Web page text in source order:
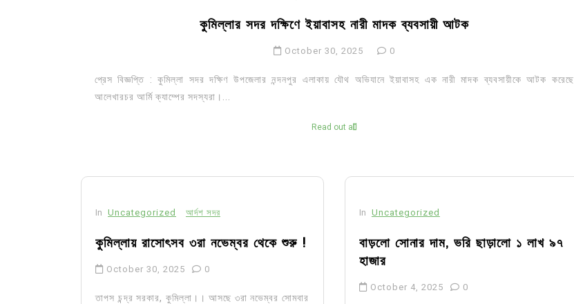
কুমিল্লার সদর দক্ষিণে ইয়াবাসহ নারী মাদক ব্যবসায়ী আটক
October 30, 2025 0
প্রেস বিজ্ঞপ্তি : কুমিল্লা সদর দক্ষিণ উপজেলার নন্দনপুর এলাকায় যৌথ অভিযানে ইয়াবাসহ এক নারী মাদক ব্যবসায়ীকে আটক করেছে
আলেখারচর আর্মি ক্যাম্পের সদস্যরা।...
Read out all
In Uncategorized আর্দশ সদর
কুমিল্লায় রাসোৎসব ৩রা নভেম্বর থেকে শুরু !
October 30, 2025 0
তাপস চন্দ্র সরকার, কুমিল্লা।। আসছে ৩রা নভেম্বর সোমবার
In Uncategorized
বাড়লো সোনার দাম, ভরি ছাড়ালো ১ লাখ ৯৭
হাজার
October 4, 2025 0
Uncategorized
কুমিল্লা প্রেস ক্লাবের নির্বাচন আজ; ১৭টি
পদের জন্য ৩৩ জন প্রার্থী ভোটযুদ্ধে
Uncategorized
আদর্শ সমাজ বিনির্মাণে সহায়ক ভুমিকা রাখে
ছাত্রসমাজ- প্রেসক্লাব সভাপতি